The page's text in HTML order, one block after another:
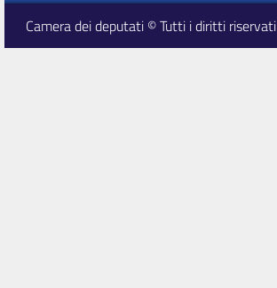
Camera dei deputati © Tutti i diritti riservati